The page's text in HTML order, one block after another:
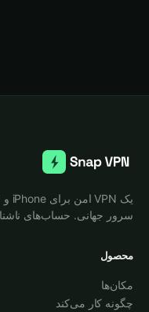
سرور جهانی. حساب‌های
محصول
مکان‌ها
چگونه کار می‌کند